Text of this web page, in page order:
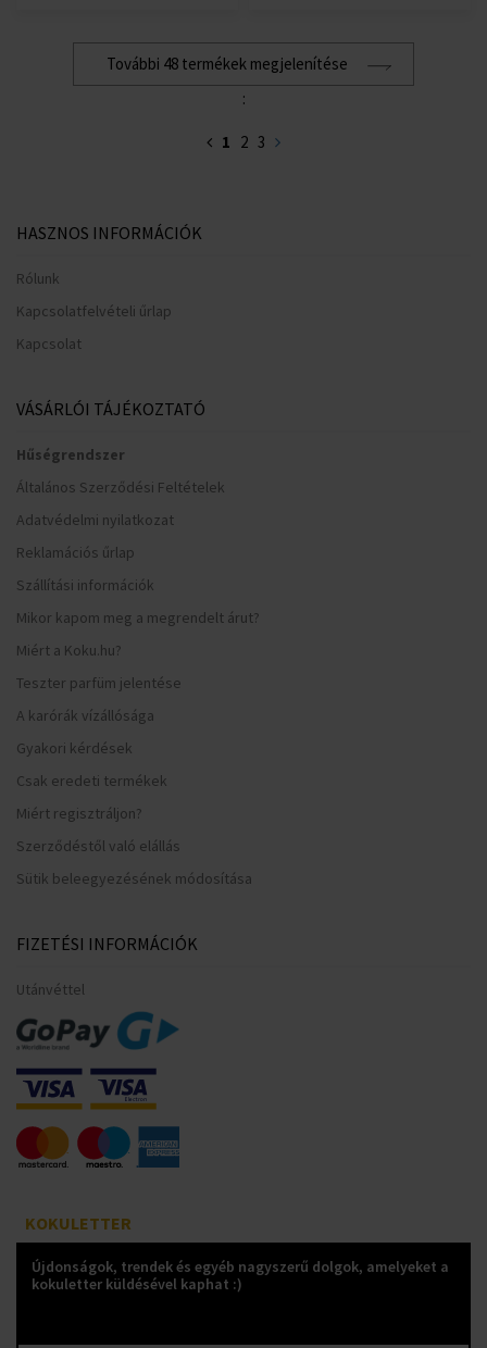
További 48 termékek megjelenítése
:
1 2 3
HASZNOS INFORMÁCIÓK
Rólunk
Kapcsolatfelvételi űrlap
Kapcsolat
VÁSÁRLÓI TÁJÉKOZTATÓ
Hűségrendszer
Általános Szerződési Feltételek
Adatvédelmi nyilatkozat
Reklamációs űrlap
Szállítási információk
Mikor kapom meg a megrendelt árut?
Miért a Koku.hu?
Teszter parfüm jelentése
A karórák vízállósága
Gyakori kérdések
Csak eredeti termékek
Miért regisztráljon?
Szerződéstől való elállás
Sütik beleegyezésének módosítása
FIZETÉSI INFORMÁCIÓK
Utánvéttel
KOKULETTER
Újdonságok, trendek és egyéb nagyszerű dolgok, amelyeket a
kokuletter küldésével kaphat :)